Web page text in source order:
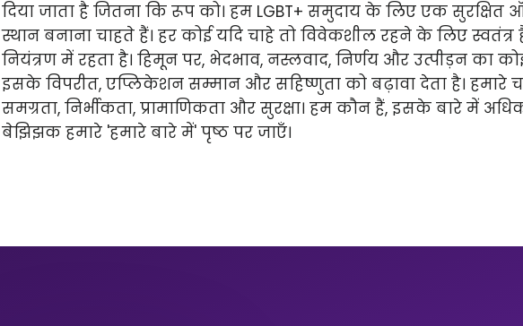
दिया जाता है जितना कि रूप को। हम LGBT+ समुदाय के लिए एक सुरक्षित
स्थान बनाना चाहते हैं। हर कोई यदि चाहे तो विवेकशील रहने के लिए
नियंत्रण में रहता है। हिमून पर, भेदभाव, नस्लवाद, निर्णय और उत्पीड़न का
इसके विपरीत, एप्लिकेशन सम्मान और सहिष्णुता को बढ़ावा देता है। हमारे
समग्रता, निर्भीकता, प्रामाणिकता और सुरक्षा। हम कौन हैं, इसके बारे में
बेझिझक हमारे 'हमारे बारे में' पृष्ठ पर जाएँ।